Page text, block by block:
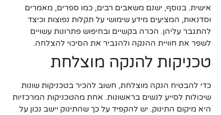
אישית. בנוסף, ישנם משאבים רבים, כמו ספרים, מאמרים
וסדנאות, המציעים מידע שימושי על תקלות נפוצות וכיצד
להתגבר עליהן. הכרה בקשיים ובחיפוש פתרונות עשויים
לשפר את חוויית ההנקה ולהגביר את הסיכוי להצלחה.
טכניקות להנקה מוצלחת
כדי להבטיח הנקה מוצלחת, חשוב להכיר בטכניקות שונות
שיכולות לסייע לנשים בראשונות. אחת מהטכניקות המרכזיות
היא מיקום התינוק. יש להקפיד על כך שהתינוק יישב נכון על